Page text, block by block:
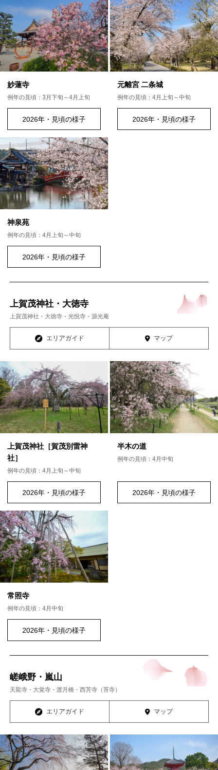
妙蓮寺
例年の見頃：3月下旬～4月上旬
2026年・見頃の様子
元離宮 二条城
例年の見頃：4月上旬～中旬
2026年・見頃の様子
神泉苑
例年の見頃：4月上旬～中旬
2026年・見頃の様子
上賀茂神社・大徳寺
上賀茂神社・大徳寺・光悦寺・源光庵
エリアガイド マップ
上賀茂神社［賀茂別雷神
社］
例年の見頃：4月上旬～中旬
2026年・見頃の様子
半木の道
例年の見頃：4月中旬
2026年・見頃の様子
常照寺
例年の見頃：4月中旬
2026年・見頃の様子
嵯峨野・嵐山
天龍寺・大覚寺・渡月橋・西芳寺（苔寺）
エリアガイド マップ